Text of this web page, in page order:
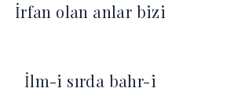
İrfan olan anlar bizi
İlm-i sırda bahr-i